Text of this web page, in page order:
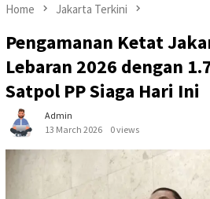
Home Jakarta Terkini
Pengamanan Ketat
Lebaran 2026 dengan
Satpol PP Siaga Hari Ini
Admin
13 March 2026
0 views